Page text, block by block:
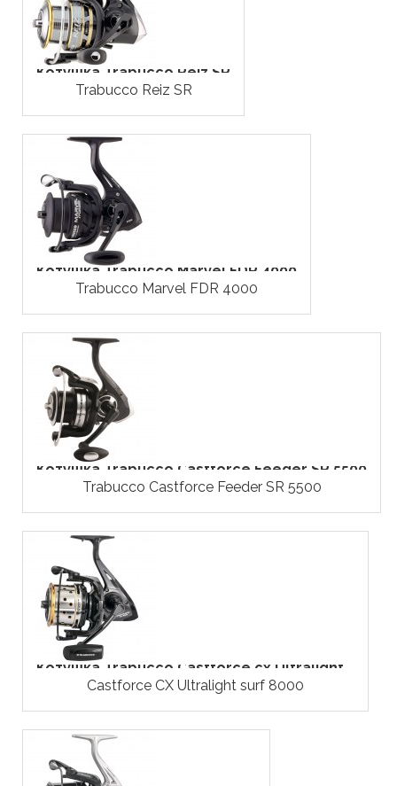
Котушка Trabucco Reiz SR
Trabucco Reiz SR
Котушка Trabucco Marvel FDR 4000
Trabucco Marvel FDR 4000
Котушка Trabucco Castforce Feeder SR 5500
Trabucco Castforce Feeder SR 5500
Котушка Trabucco Castforce cx Ultralight...
Castforce CX Ultralight surf 8000